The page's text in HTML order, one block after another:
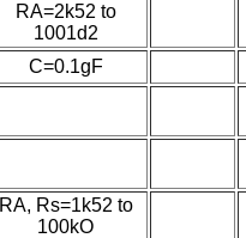
RA=2k52 to
1001d2
C=0.1gF
RA, Rs=1k52 to
100kO